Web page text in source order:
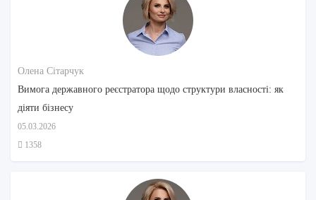
Олена Сітарчук
Вимога державного реєстратора щодо структури власності: як
діяти бізнесу
05.03.2026
1358